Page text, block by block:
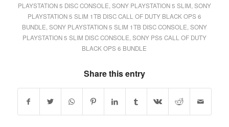
PLAYSTATION 5 DISC CONSOLE SONY PLAYSTATION 5 SLIM SONY
PLAYSTATION 5 SLIM 1TB DISC CALL OF DUTY BLACK OPS 6
BUNDLE SONY PLAYSTATION 5 SLIM 1TB DISC CONSOLE SONY
PLAYSTATION 5 SLIM DISC CONSOLE SONY PS5 CALL OF DUTY
BLACK OPS 6 BUNDLE
Share this entry